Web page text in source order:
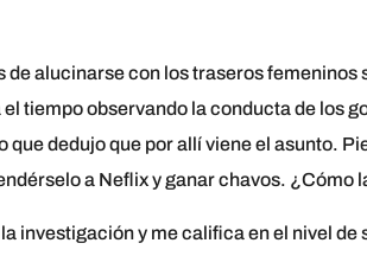
alucinarse con los traseros femeninos
tiempo observando la conducta de los
dedujo que por allí viene el asunto.
a Neflix y ganar chavos. ¿Cómo
investigación y me califica en el nivel